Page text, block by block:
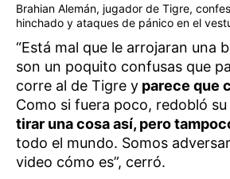
Brahian Alemán, jugador de Tigre,
hinchado y ataques de pánico en el
“Está mal que le arrojaran una
son un poquito confusas que
corre al de Tigre y parece que
Como si fuera poco, redobló su
tirar una cosa así, pero
todo el mundo. Somos
video cómo es”, cerró.